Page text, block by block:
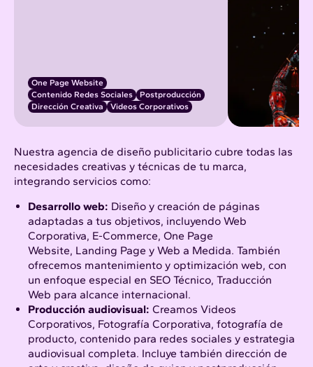
One Page Website
Contenido Redes Sociales
Postproducción
Dirección Creativa
Videos Corporativos
Nuestra agencia de diseño publicitario cubre todas las
necesidades creativas y técnicas de tu marca,
integrando servicios como:
Desarrollo web: Diseño y creación de páginas
adaptadas a tus objetivos, incluyendo Web
Corporativa, E-Commerce, One Page
Website, Landing Page y Web a Medida. También
ofrecemos mantenimiento y optimización web, con
un enfoque especial en SEO Técnico, Traducción
Web para alcance internacional.
Producción audiovisual: Creamos Videos
Corporativos, Fotografía Corporativa, fotografía de
producto, contenido para redes sociales y estrategia
audiovisual completa. Incluye también dirección de